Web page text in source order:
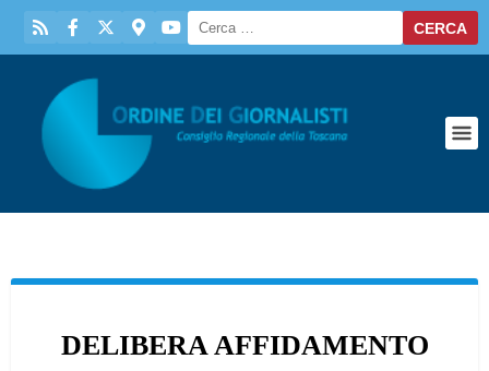
DELIBERA AFFIDAMENTO